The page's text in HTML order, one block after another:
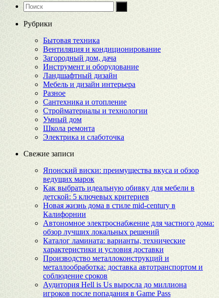
Рубрики
Бытовая техника
Вентиляция и кондиционирование
Загородный дом, дача
Инструмент и оборудование
Ландшафтный дизайн
Мебель и дизайн интерьера
Разное
Сантехника и отопление
Стройматериалы и технологии
Умный дом
Школа ремонта
Электрика и слаботочка
Свежие записи
Японский виски: преимущества вкуса и обзор
ведущих марок
Как выбрать идеальную обивку для мебели в
детской: 5 ключевых критериев
Новая жизнь дома в стиле mid-century в
Калифорнии
Автономное электроснабжение для частного дома:
обзор лучших локальных решений
Каталог ламината: варианты, технические
характеристики и условия доставки
Производство металлоконструкций и
металлообработка: доставка автотранспортом и
соблюдение сроков
Аудитория Hell is Us выросла до миллиона
игроков после попадания в Game Pass